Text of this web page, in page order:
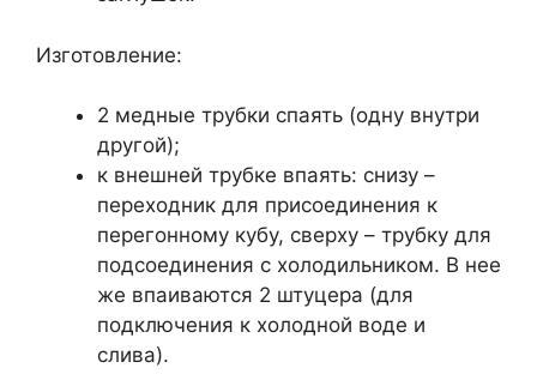
Изготовление:
2 медные трубки спаять (одну внутри
другой);
к внешней трубке впаять: снизу –
переходник для присоединения к
перегонному кубу, сверху – трубку для
подсоединения с холодильником. В нее
же впаиваются 2 штуцера (для
подключения к холодной воде и
слива).